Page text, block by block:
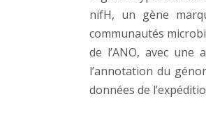
nifH, un gène
communautés
de l’ANO, avec
l’annotation du
données de